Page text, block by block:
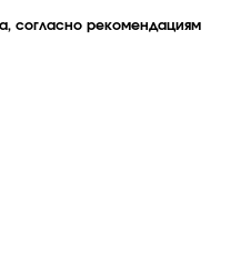
согласно рекомендациям